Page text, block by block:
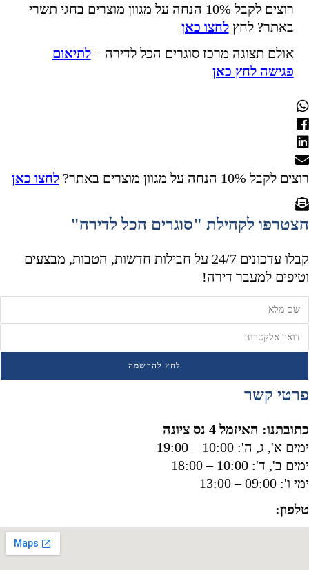
רוצים לקבל 10% הנחה על מגוון מוצרים בחגי תשרי
באתר? לחץ לחצו כאן
אולם תצוגה מרכז סוגרים הכל לדירה –לתיאום
פגישה לחץ כאן
לקבל 10% הנחה על מגוון מוצרים באתר? לחצו כאן
לקהילת "סוגרים הכל לדירה"
קבלו עדכונים 24/7 על חבילות חדשות, הטבות, מבצעים
למעבר דירה!
לחץ להרשמה
קשר
האיזמל 4 נס ציונה
א', ג, ה': 10:00 – 19:00
ב', ד': 10:00 – 18:00
ו': 09:00 – 13:00